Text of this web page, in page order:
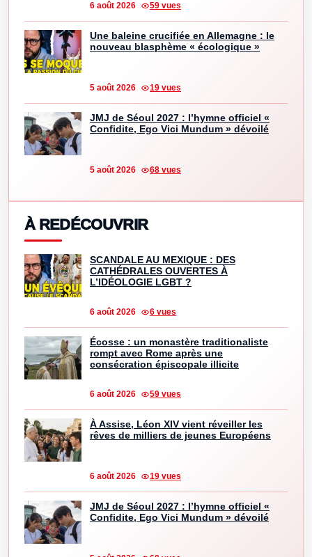
6 août 2026 59 vues
Une baleine crucifiée en Allemagne : le
nouveau blasphème « écologique »
5 août 2026 19 vues
JMJ de Séoul 2027 : l’hymne officiel «
Confidite, Ego Vici Mundum » dévoilé
5 août 2026 68 vues
À REDÉCOUVRIR
SCANDALE AU MEXIQUE : DES
CATHÉDRALES OUVERTES À
L’IDÉOLOGIE LGBT ?
6 août 2026 6 vues
Écosse : un monastère traditionaliste
rompt avec Rome après une
consécration épiscopale illicite
6 août 2026 59 vues
À Assise, Léon XIV vient réveiller les
rêves de milliers de jeunes Européens
6 août 2026 19 vues
JMJ de Séoul 2027 : l’hymne officiel «
Confidite, Ego Vici Mundum » dévoilé